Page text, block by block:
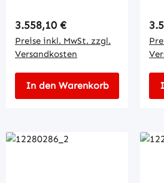
Regulärer Preis:
3.558,10 €
Preise inkl. MwSt. zzgl.
Versandkosten
In den Warenkorb